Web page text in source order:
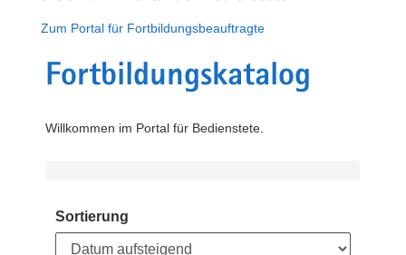
Zum Portal für Fortbildungsbeauftragte
Fortbildungskatalog
Willkommen im Portal für Bedienstete.
Sortierung